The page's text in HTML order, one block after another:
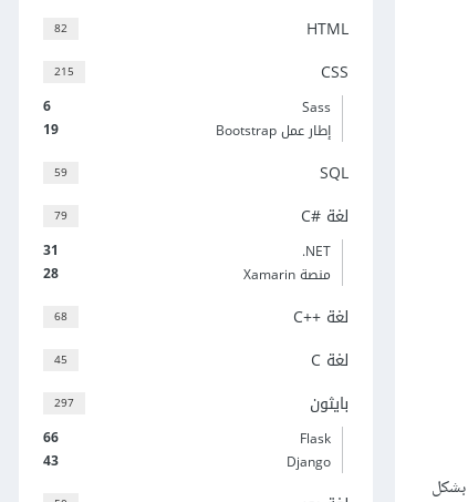
ليست فكرة الواجهات Interfaces محصورةً بسي شارب، فهي موجودة أيضًا في لغات برمجة أخرى مثل جافا Java. تشبه الواجهة Interface الصنف Class بشكل
82 HTML
215 CSS
6
Sass
19
إطار عمل Bootstrap
59 SQL
79 لغة C#‎
31
‎.NET
28
منصة Xamarin
68 لغة C++‎
45 لغة C
297 بايثون
66
Flask
43
Django